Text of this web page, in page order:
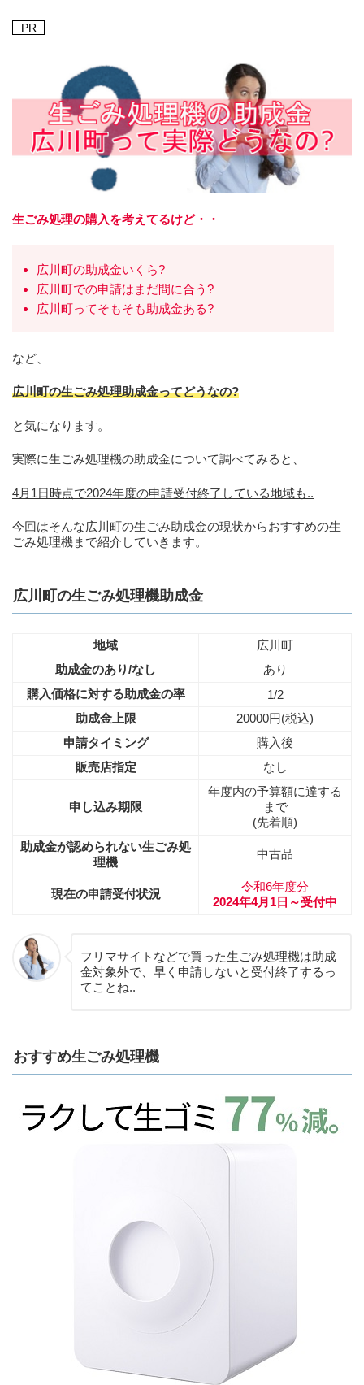
PR
生ごみ処理の購入を考えてるけど・・
広川町の助成金いくら?
広川町での申請はまだ間に合う?
広川町ってそもそも助成金ある?
など、
広川町の生ごみ処理助成金ってどうなの?
と気になります。
実際に生ごみ処理機の助成金について調べてみると、
4月1日時点で2024年度の申請受付終了している地域も..
今回はそんな広川町の生ごみ助成金の現状からおすすめの生
ごみ処理機まで紹介していきます。
広川町の生ごみ処理機助成金
地域
広川町
助成金のあり/なし
あり
購入価格に対する助成金の率
1/2
助成金上限
20000円(税込)
申請タイミング
購入後
販売店指定
なし
申し込み期限
年度内の予算額に達する
まで
(先着順)
助成金が認められない生ごみ処
理機
中古品
現在の申請受付状況
令和6年度分
2024年4月1日～受付中
フリマサイトなどで買った生ごみ処理機は助成
金対象外で、早く申請しないと受付終了するっ
てことね..
おすすめ生ごみ処理機